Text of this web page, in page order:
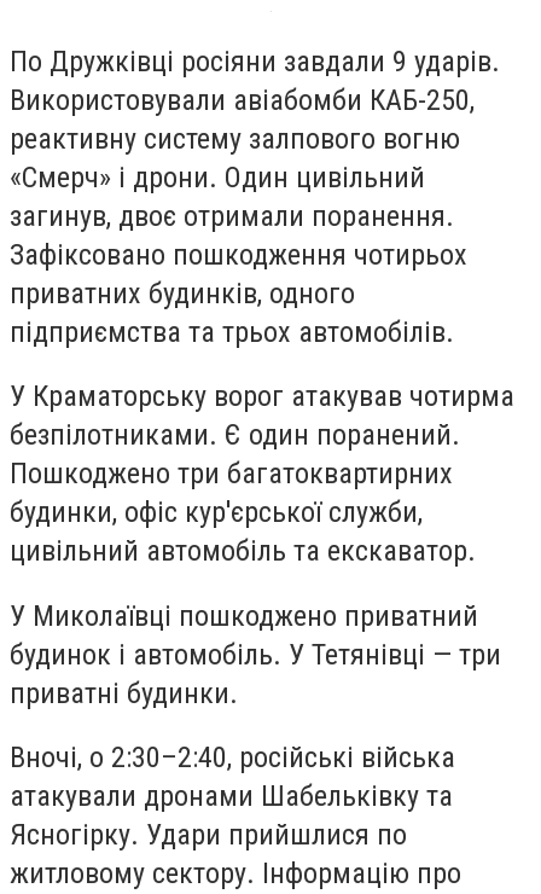
По Дружківці росіяни завдали 9 ударів.
Використовували авіабомби КАБ-250,
реактивну систему залпового вогню
«Смерч» і дрони. Один цивільний
загинув, двоє отримали поранення.
Зафіксовано пошкодження чотирьох
приватних будинків, одного
підприємства та трьох автомобілів.
У Краматорську ворог атакував чотирма
безпілотниками. Є один поранений.
Пошкоджено три багатоквартирних
будинки, офіс кур'єрської служби,
цивільний автомобіль та екскаватор.
У Миколаївці пошкоджено приватний
будинок і автомобіль. У Тетянівці — три
приватні будинки.
Вночі, о 2:30–2:40, російські війська
атакували дронами Шабельківку та
Ясногірку. Удари прийшлися по
житловому сектору. Інформацію про